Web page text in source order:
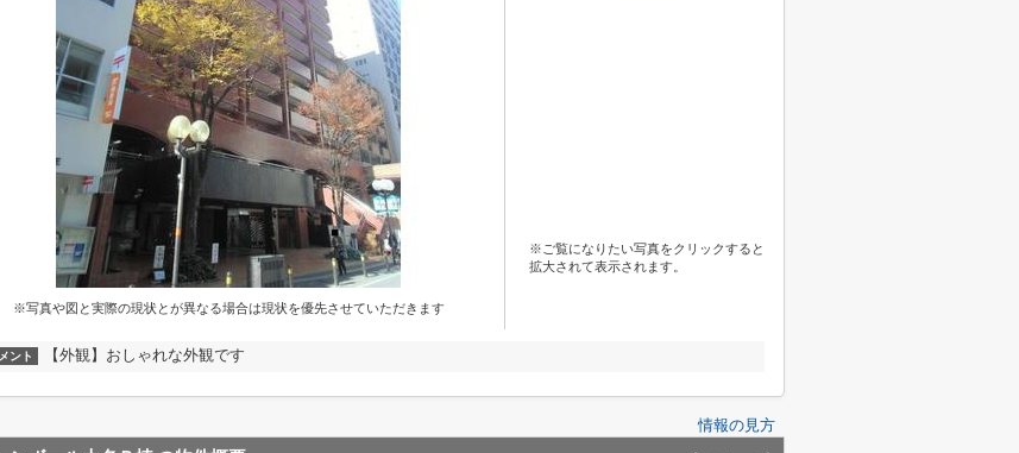
※写真や図と実際の現状とが異なる場合は現状を優先させていただきます
※ご覧になりたい写真をクリックすると
拡大されて表示されます。
ント 【外観】おしゃれな外観です
情報の見方